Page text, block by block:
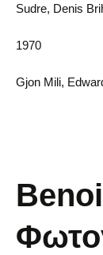
Sudre, Denis
1970
Gjon Mili,